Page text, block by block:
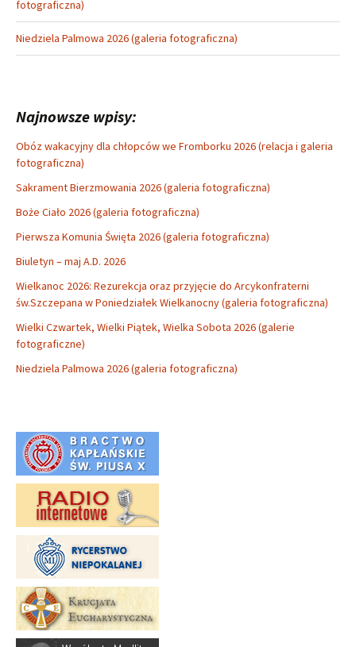
fotograficzna)
Niedziela Palmowa 2026 (galeria fotograficzna)
Najnowsze wpisy:
Obóz wakacyjny dla chłopców we Fromborku 2026 (relacja i galeria
fotograficzna)
Sakrament Bierzmowania 2026 (galeria fotograficzna)
Boże Ciało 2026 (galeria fotograficzna)
Pierwsza Komunia Święta 2026 (galeria fotograficzna)
Biuletyn – maj A.D. 2026
Wielkanoc 2026: Rezurekcja oraz przyjęcie do Arcykonfraterni
św.Szczepana w Poniedziałek Wielkanocny (galeria fotograficzna)
Wielki Czwartek, Wielki Piątek, Wielka Sobota 2026 (galerie
fotograficzne)
Niedziela Palmowa 2026 (galeria fotograficzna)